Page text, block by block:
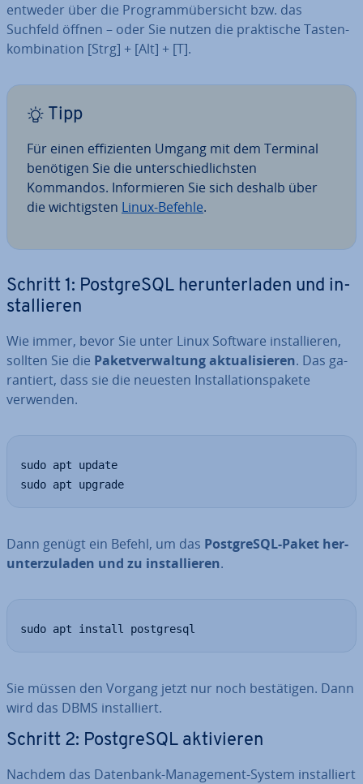
entweder über die Pro­gramm­über­sicht bzw. das
Suchfeld öffnen – oder Sie nutzen die prak­ti­sche Tas­ten­
kom­bi­na­ti­on [Strg] + [Alt] + [T].
Tipp
Für einen ef­fi­zi­en­ten Umgang mit dem Terminal
benötigen Sie die un­ter­schied­lichs­ten
Kommandos. In­for­mie­ren Sie sich deshalb über
die wich­tigs­ten Linux-Befehle.
Schritt 1: Post­greS­QL her­un­ter­la­den und in­
stal­lie­ren
Wie immer, bevor Sie unter Linux Software in­stal­lie­ren,
sollten Sie die Pa­ket­ver­wal­tung ak­tua­li­sie­ren. Das ga­
ran­tiert, dass sie die neuesten In­stal­la­ti­ons­pa­ke­te
verwenden.
sudo apt update
sudo apt upgrade
Dann genügt ein Befehl, um das Post­greS­QL-Paket her­
un­ter­zu­la­den und zu in­stal­lie­ren.
sudo apt install postgresql
Sie müssen den Vorgang jetzt nur noch be­stä­ti­gen. Dann
wird das DBMS in­stal­liert.
Schritt 2: Post­greS­QL ak­ti­vie­ren
Nachdem das Datenbank-Ma­nage­ment-System in­stal­liert